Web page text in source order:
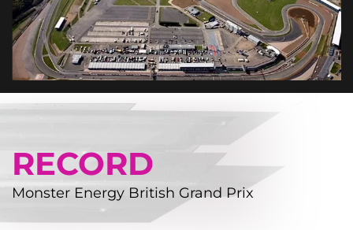
RECORD
Monster Energy British Grand Prix